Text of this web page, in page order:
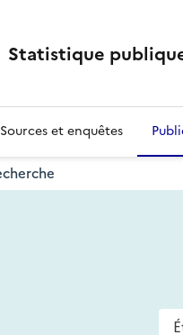
Statistique
Sources et enquêtes